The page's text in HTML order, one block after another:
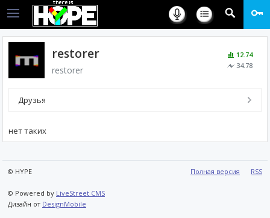
12.74
34.78
restorer
restorer
Друзья
нет таких
Полная версия RSS
© HYPE
© Powered by LiveStreet CMS
Дизайн от DesignMobile